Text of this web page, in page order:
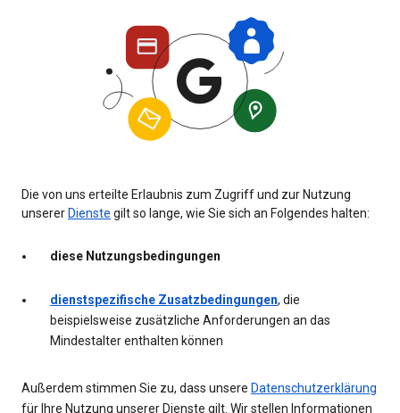
Die von uns erteilte Erlaubnis zum Zugriff und zur Nutzung
unsererDienste gilt so lange, wie Sie sich an Folgendes halten:
diese Nutzungsbedingungen
dienstspezifische Zusatzbedingungen, die
beispielsweise zusätzliche Anforderungen an das
Mindestalter enthalten können
Außerdem stimmen Sie zu, dass unsere Datenschutzerklärung
für Ihre Nutzung unserer Dienste gilt. Wir stellen Informationen